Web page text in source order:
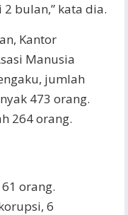
bulan,” kata dia.
Kantor
Manusia
jumlah
473 orang.
264 orang.
orang.
6